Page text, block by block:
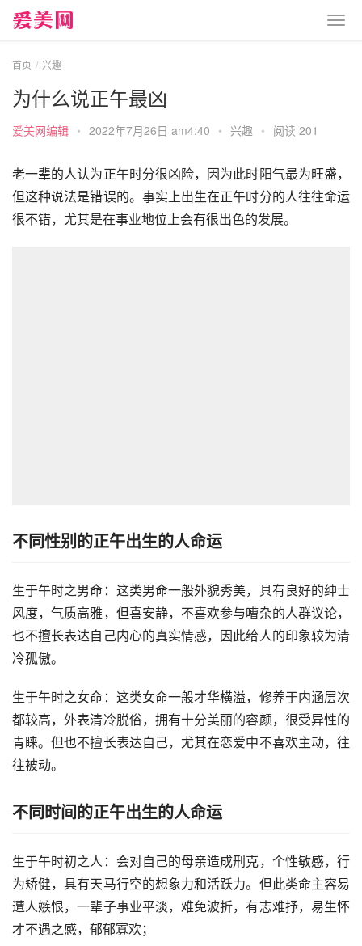
首页 兴趣
为什么说正午最凶
爱美网编辑 • 2022年7月26日 am4:40 • 兴趣 • 阅读 201
老一辈的人认为正午时分很凶险，因为此时阳气最为旺盛，
但这种说法是错误的。事实上出生在正午时分的人往往命运
很不错，尤其是在事业地位上会有很出色的发展。
不同性别的正午出生的人命运
生于午时之男命：这类男命一般外貌秀美，具有良好的绅士
风度，气质高雅，但喜安静，不喜欢参与嘈杂的人群议论，
也不擅长表达自己内心的真实情感，因此给人的印象较为清
冷孤傲。
生于午时之女命：这类女命一般才华横溢，修养于内涵层次
都较高，外表清冷脱俗，拥有十分美丽的容颜，很受异性的
青睐。但也不擅长表达自己，尤其在恋爱中不喜欢主动，往
往被动。
不同时间的正午出生的人命运
生于午时初之人：会对自己的母亲造成刑克，个性敏感，行
为矫健，具有天马行空的想象力和活跃力。但此类命主容易
遭人嫉恨，一辈子事业平淡，难免波折，有志难抒，易生怀
才不遇之感，郁郁寡欢；